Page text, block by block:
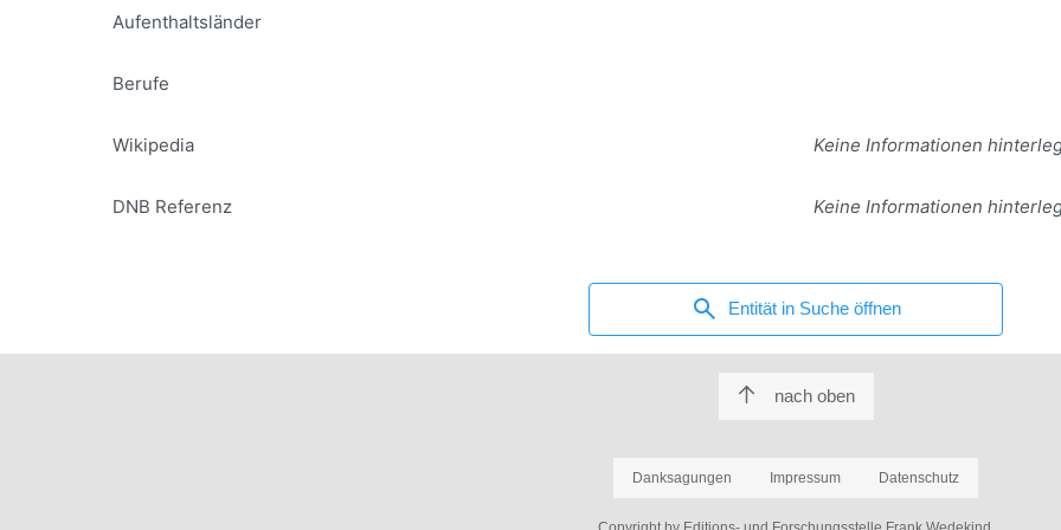
Aufenthaltsländer
Berufe
Wikipedia Keine Informationen
DNB Referenz Keine Informationen
search Entität in Suche öffnen
nach oben
Danksagungen Impressum Datenschutz